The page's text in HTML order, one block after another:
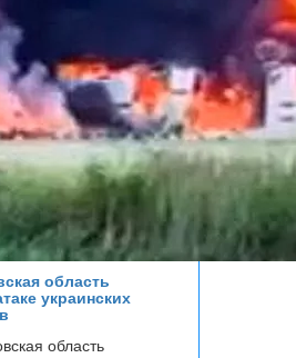
область
украинских